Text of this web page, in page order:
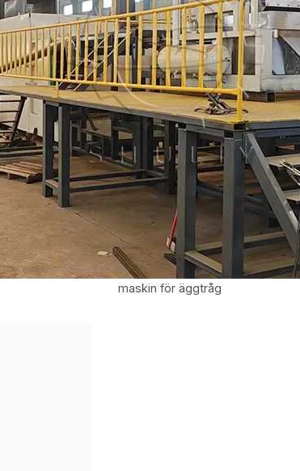
maskin för äggtråg